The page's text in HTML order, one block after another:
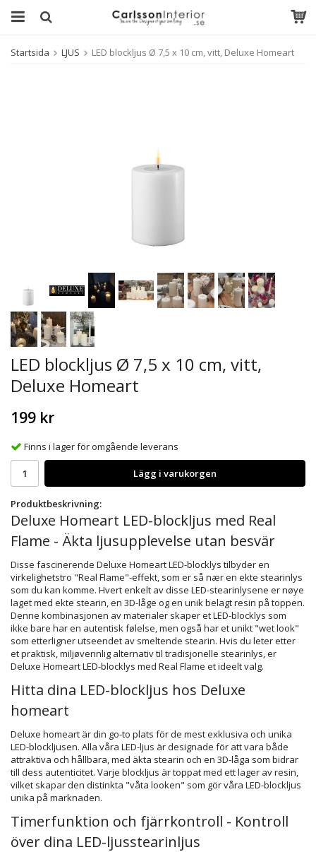
Startsida LJUS LED blockljus Ø 7,5 x 10 cm, vitt, Deluxe Homeart
LED blockljus Ø 7,5 x 10 cm, vitt,
Deluxe Homeart
199 kr
Finns i lager för omgående leverans
Lägg i varukorgen
Produktbeskrivning:
Deluxe Homeart LED-blockljus med Real
Flame - Äkta ljusupplevelse utan besvär
Disse fascinerende Deluxe Homeart LED-blocklys tilbyder en
virkelighetstro "Real Flame"-effekt, som er så nær en ekte stearinlys
som du kan komme. Hvert enkelt av disse LED-stearinlysene er nøye
laget med ekte stearin, en 3D-låge og en unik belagt resin på toppen.
Denne kombinasjonen av materialer skaper et LED-blocklys som
ikke bare har en autentisk følelse, men også har et unikt "wet look"
som etterligner utseendet av smeltende stearin. Hvis du leter etter
et praktisk, miljøvennlig alternativ til tradisjonelle stearinlys, er
Deluxe Homeart LED-blocklys med Real Flame et ideelt valg.
Hitta dina LED-blockljus hos Deluxe
homeart
Deluxe homeart är din go-to plats för de mest exklusiva och unika
LED-blockljusen. Alla våra LED-ljus är designade för att vara både
attraktiva och hållbara, med äkta stearin och en 3D-låga som bidrar
till dess autenticitet. Varje blockljus är toppat med ett lager av resin,
vilket skapar den distinkta "våta looken" som gör våra LED-blockljus
unika på marknaden.
Timerfunktion och fjärrkontroll - Kontroll
över dina LED-ljusstearinljus